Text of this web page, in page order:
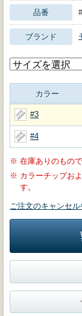
品番
ブランド
カラー
#3
#4
※ 在庫ありのもの
※ カラーチップお
す。
ご注文のキャンセ